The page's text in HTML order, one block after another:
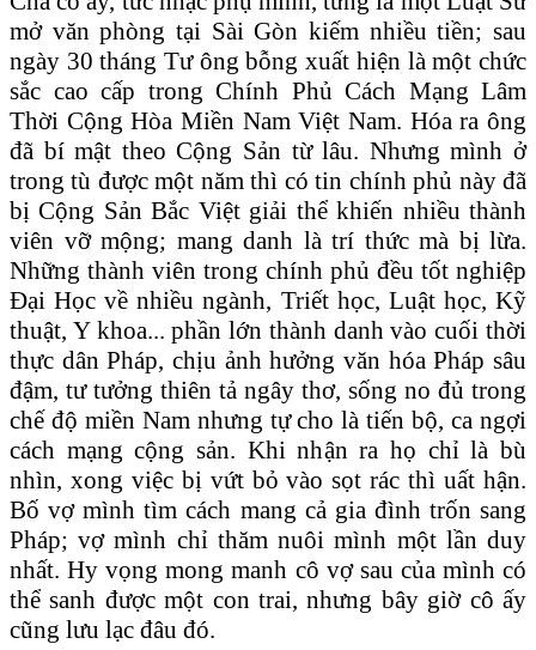
mở văn phòng tại Sài Gòn kiếm nhiều tiền; sau
ngày 30 tháng Tư ông bỗng xuất hiện là một chức
sắc cao cấp trong Chính Phủ Cách Mạng Lâm
Thời Cộng Hòa Miền Nam Việt Nam. Hóa ra ông
đã bí mật theo Cộng Sản từ lâu. Nhưng mình ở
trong tù được một năm thì có tin chính phủ này đã
bị Cộng Sản Bắc Việt giải thể khiến nhiều thành
viên vỡ mộng; mang danh là trí thức mà bị lừa.
Những thành viên trong chính phủ đều tốt nghiệp
Đại Học về nhiều ngành, Triết học, Luật học, Kỹ
thuật, Y khoa... phần lớn thành danh vào cuối thời
thực dân Pháp, chịu ảnh hưởng văn hóa Pháp sâu
đậm, tư tưởng thiên tả ngây thơ, sống no đủ trong
chế độ miền Nam nhưng tự cho là tiến bộ, ca ngợi
cách mạng cộng sản. Khi nhận ra họ chỉ là bù
nhìn, xong việc bị vứt bỏ vào sọt rác thì uất hận.
Bố vợ mình tìm cách mang cả gia đình trốn sang
Pháp; vợ mình chỉ thăm nuôi mình một lần duy
nhất. Hy vọng mong manh cô vợ sau của mình có
thể sanh được một con trai, nhưng bây giờ cô ấy
cũng lưu lạc đâu đó.